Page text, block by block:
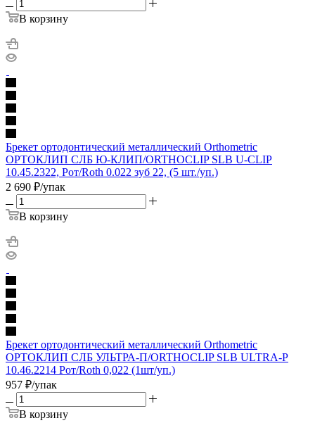
В корзину
Брекет ортодонтический металлический Orthometric
ОРТОКЛИП СЛБ Ю-КЛИП/ORTHOCLIP SLB U-CLIP
10.45.2322, Рот/Roth 0.022 зуб 22, (5 шт./уп.)
2 690 ₽/упак
В корзину
Брекет ортодонтический металлический Orthometric
ОРТОКЛИП СЛБ УЛЬТРА-П/ORTHOCLIP SLB ULTRA-P
10.46.2214 Рот/Roth 0,022 (1шт/уп.)
957 ₽/упак
В корзину